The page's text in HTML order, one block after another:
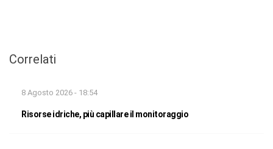
Correlati
8 Agosto 2026 - 18:54
Risorse idriche, più capillare il monitoraggio